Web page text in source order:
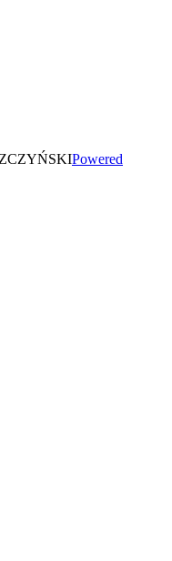
Powered